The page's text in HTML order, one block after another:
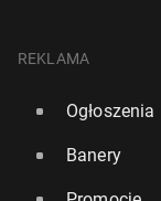
REKLAMA
Ogłoszenia
Banery